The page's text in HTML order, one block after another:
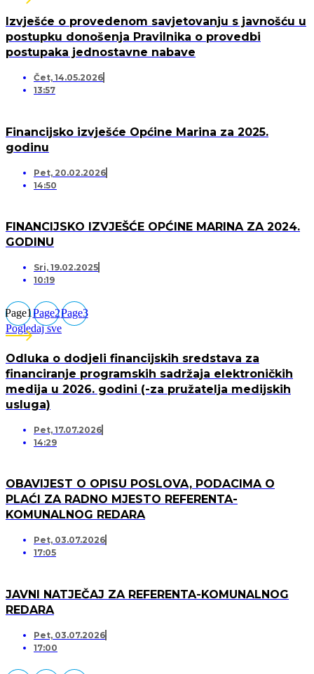
Izvješće o provedenom savjetovanju s javnošću u
postupku donošenja Pravilnika o provedbi
postupaka jednostavne nabave
Čet, 14.05.2026
13:57
Financijsko izvješće Općine Marina za 2025.
godinu
Pet, 20.02.2026
14:50
FINANCIJSKO IZVJEŠĆE OPĆINE MARINA ZA 2024.
GODINU
Sri, 19.02.2025
10:19
Page1Page2Page3
Pogledaj sve
Odluka o dodjeli financijskih sredstava za
financiranje programskih sadržaja elektroničkih
medija u 2026. godini (-za pružatelja medijskih
usluga)
Pet, 17.07.2026
14:29
OBAVIJEST O OPISU POSLOVA, PODACIMA O
PLAĆI ZA RADNO MJESTO REFERENTA-
KOMUNALNOG REDARA
Pet, 03.07.2026
17:05
JAVNI NATJEČAJ ZA REFERENTA-KOMUNALNOG
REDARA
Pet, 03.07.2026
17:00